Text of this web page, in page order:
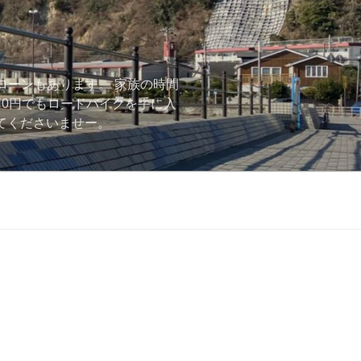
ーンもあります。 家族の時間
円でもロードバイクを手に入
くださいませー。